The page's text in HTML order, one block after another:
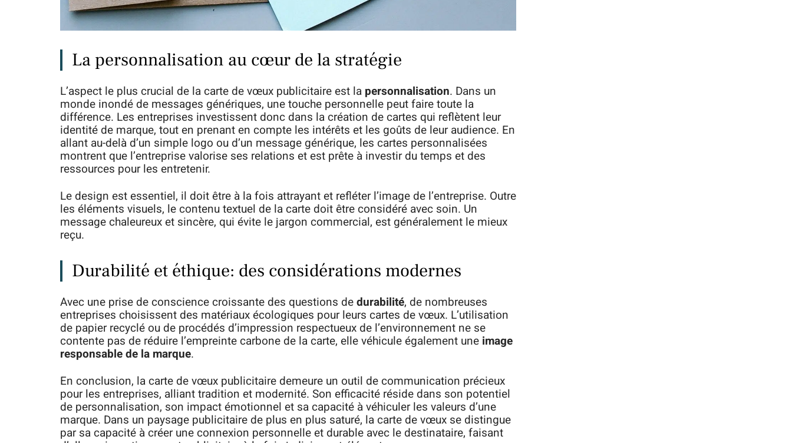
La personnalisation au cœur de la stratégie
L’aspect le plus crucial de la carte de vœux publicitaire est la personnalisation. Dans un
monde inondé de messages génériques, une touche personnelle peut faire toute la
différence. Les entreprises investissent donc dans la création de cartes qui reflètent leur
identité de marque, tout en prenant en compte les intérêts et les goûts de leur audience. En
allant au-delà d’un simple logo ou d’un message générique, les cartes personnalisées
montrent que l’entreprise valorise ses relations et est prête à investir du temps et des
ressources pour les entretenir.
Le design est essentiel, il doit être à la fois attrayant et refléter l’image de l’entreprise. Outre
les éléments visuels, le contenu textuel de la carte doit être considéré avec soin. Un
message chaleureux et sincère, qui évite le jargon commercial, est généralement le mieux
reçu.
Durabilité et éthique: des considérations modernes
Avec une prise de conscience croissante des questions dedurabilité, de nombreuses
entreprises choisissent des matériaux écologiques pour leurs cartes de vœux. L’utilisation
de papier recyclé ou de procédés d’impression respectueux de l’environnement ne se
contente pas de réduire l’empreinte carbone de la carte, elle véhicule également une image
responsable de la marque.
En conclusion, la carte de vœux publicitaire demeure un outil de communication précieux
pour les entreprises, alliant tradition et modernité. Son efficacité réside dans son potentiel
de personnalisation, son impact émotionnel et sa capacité à véhiculer les valeurs d’une
marque. Dans un paysage publicitaire de plus en plus saturé, la carte de vœux se distingue
par sa capacité à créer une connexion personnelle et durable avec le destinataire, faisant